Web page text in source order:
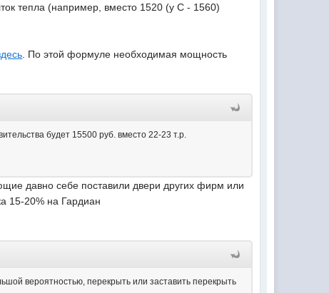
тепла (например, вместо 1520 (у С - 1560)
. По этой формуле необходимая мощность
будет 15500 руб. вместо 22-23 т.р.
давно себе поставили двери других фирм или
15-20% на Гардиан
вероятностью, перекрыть или заставить перекрыть